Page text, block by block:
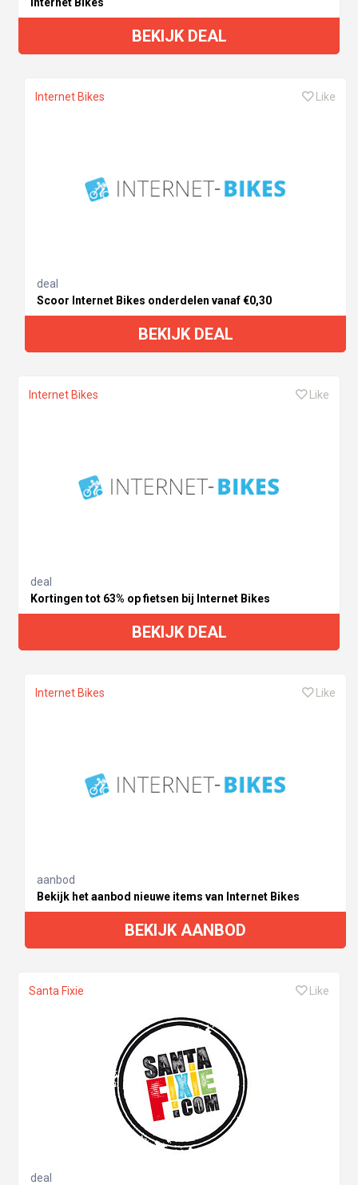
BEKIJK DEAL
Internet Bikes Like
deal
Scoor Internet Bikes onderdelen vanaf €0,30
BEKIJK DEAL
Internet Bikes Like
deal
Kortingen tot 63% op fietsen bij Internet Bikes
BEKIJK DEAL
Internet Bikes Like
aanbod
Bekijk het aanbod nieuwe items van Internet Bikes
BEKIJK AANBOD
Santa Fixie Like
deal